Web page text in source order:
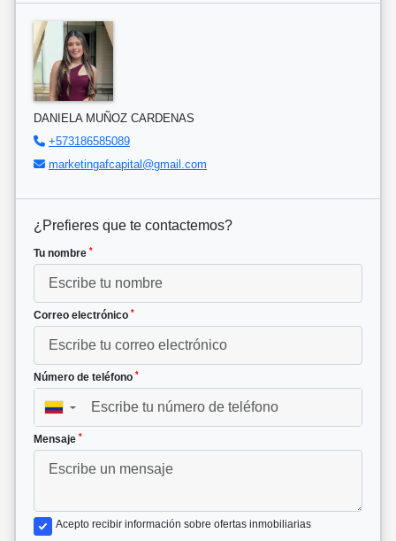
DANIELA MUÑOZ CARDENAS
+573186585089
marketingafcapital@gmail.com
¿Prefieres que te contactemos?
Tu nombre *
Correo electrónico *
Número de teléfono *
▼
Mensaje *
Acepto recibir información sobre ofertas inmobiliarias